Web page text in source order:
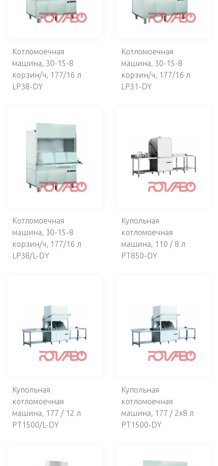
Уничтожители насекомых
Стиральное оборудование
Машины для сушки и полировки столовых
приборов
ОБОРУДОВАНИЕ ДЛЯ САМООБСЛУЖИВАНИЯ И
РАЗДАЧИ
ПЕКАРСКОЕ ОБОРУДОВАНИЕ
КУХОННЫЙ ИНВЕНТАРЬ
ПАНИРОВОЧНОЕ ОБОРУДОВАНИЕ
Котломоечная
машина, 30-15-8
корзин/ч, 177/16 л
LP38-DY
Котломоечная
машина, 30-15-8
корзин/ч, 177/16 л
LP31-DY
Котломоечная
машина, 30-15-8
корзин/ч, 177/16 л
LP38/L-DY
Купольная
котломоечная
машина, 110 / 8 л
PT850-DY
Купольная
котломоечная
машина, 177 / 12 л
PT1500/L-DY
Купольная
котломоечная
машина, 177 / 2x8 л
PT1500-DY